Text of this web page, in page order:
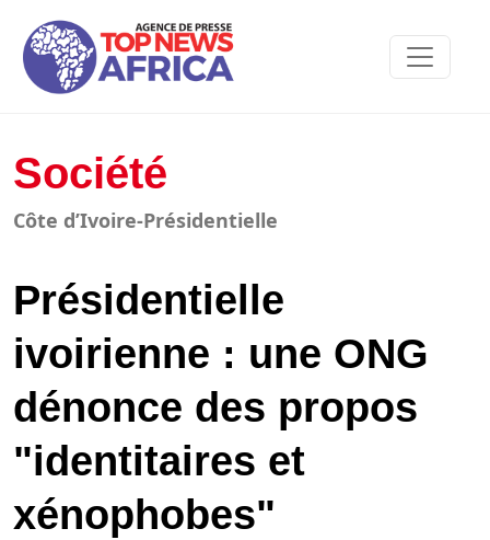
Société
Côte d’Ivoire-Présidentielle
Présidentielle
ivoirienne : une ONG
dénonce des propos
"identitaires et
xénophobes"